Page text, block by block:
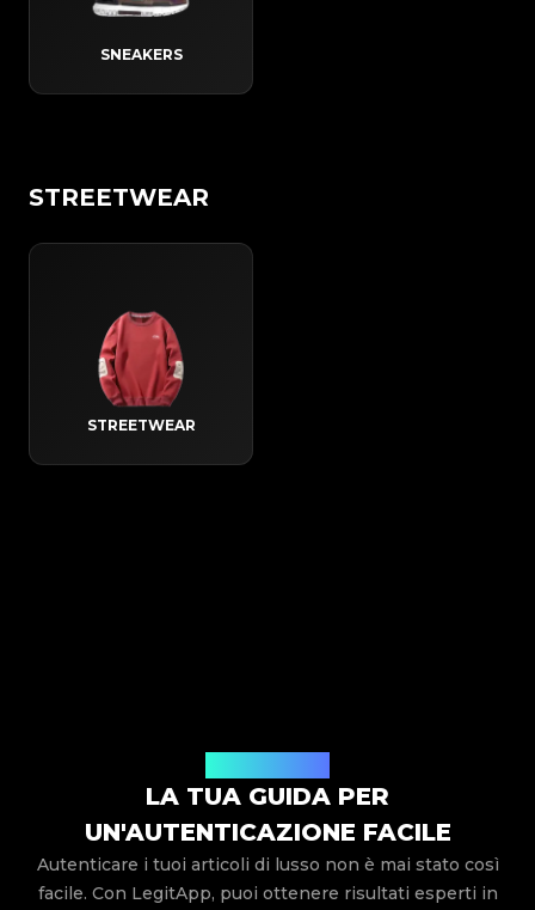
SNEAKERS
STREETWEAR
STREETWEAR
LA TUA GUIDA PER
UN'AUTENTICAZIONE FACILE
Autenticare i tuoi articoli di lusso non è mai stato così
facile. Con LegitApp, puoi ottenere risultati esperti in